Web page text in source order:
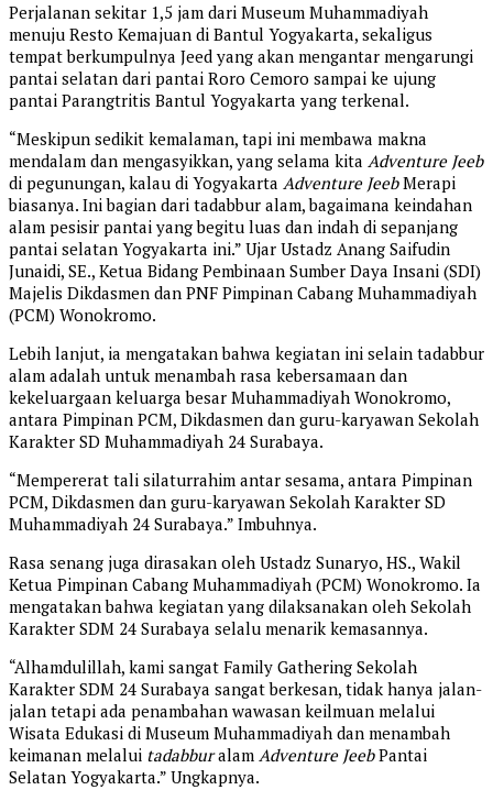
Perjalanan sekitar 1,5 jam dari Museum Muhammadiyah
menuju Resto Kemajuan di Bantul Yogyakarta, sekaligus
tempat berkumpulnya Jeed yang akan mengantar mengarungi
pantai selatan dari pantai Roro Cemoro sampai ke ujung
pantai Parangtritis Bantul Yogyakarta yang terkenal.
“Meskipun sedikit kemalaman, tapi ini membawa makna
mendalam dan mengasyikkan, yang selama kita Adventure Jeeb
di pegunungan, kalau di Yogyakarta Adventure JeebMerapi
biasanya. Ini bagian dari tadabbur alam, bagaimana keindahan
alam pesisir pantai yang begitu luas dan indah di sepanjang
pantai selatan Yogyakarta ini.” Ujar Ustadz Anang Saifudin
Junaidi, SE., Ketua Bidang Pembinaan Sumber Daya Insani (SDI)
Majelis Dikdasmen dan PNF Pimpinan Cabang Muhammadiyah
(PCM) Wonokromo.
Lebih lanjut, ia mengatakan bahwa kegiatan ini selain tadabbur
alam adalah untuk menambah rasa kebersamaan dan
kekeluargaan keluarga besar Muhammadiyah Wonokromo,
antara Pimpinan PCM, Dikdasmen dan guru-karyawan Sekolah
Karakter SD Muhammadiyah 24 Surabaya.
“Mempererat tali silaturrahim antar sesama, antara Pimpinan
PCM, Dikdasmen dan guru-karyawan Sekolah Karakter SD
Muhammadiyah 24 Surabaya.” Imbuhnya.
Rasa senang juga dirasakan oleh Ustadz Sunaryo, HS., Wakil
Ketua Pimpinan Cabang Muhammadiyah (PCM) Wonokromo. Ia
mengatakan bahwa kegiatan yang dilaksanakan oleh Sekolah
Karakter SDM 24 Surabaya selalu menarik kemasannya.
“Alhamdulillah, kami sangat Family Gathering Sekolah
Karakter SDM 24 Surabaya sangat berkesan, tidak hanya jalan-
jalan tetapi ada penambahan wawasan keilmuan melalui
Wisata Edukasi di Museum Muhammadiyah dan menambah
keimanan melalui tadabburalam Adventure JeebPantai
Selatan Yogyakarta.” Ungkapnya.